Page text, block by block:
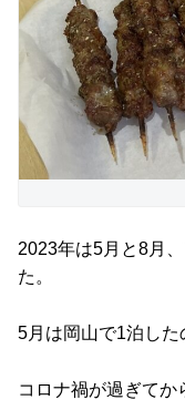
2023年は5月と8月、
た。
5月は岡山で1泊した
コロナ禍が過ぎてか